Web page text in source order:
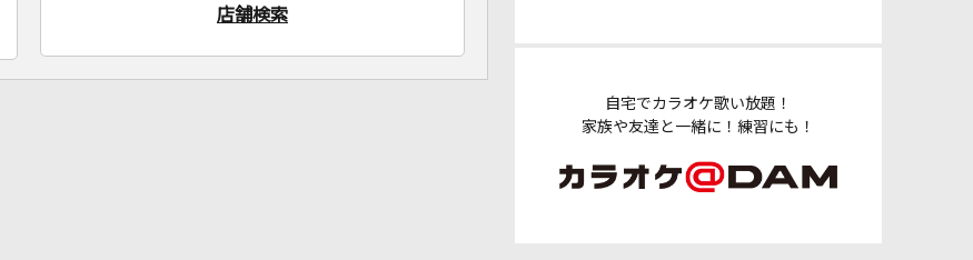
自宅でカラオケ歌い放題！
家族や友達と一緒に！練習にも！
店舗検索